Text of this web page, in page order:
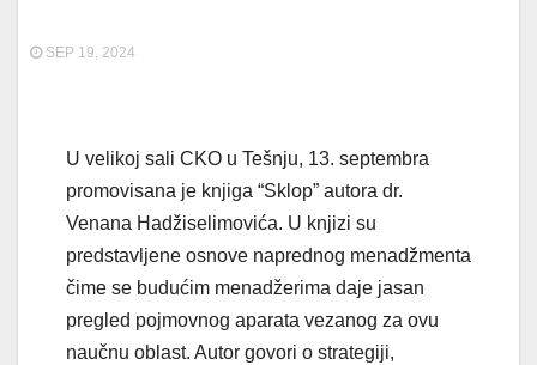
SEP 19, 2024
U velikoj sali CKO u Tešnju, 13. septembra
promovisana je knjiga “Sklop” autora dr.
Venana Hadžiselimovića. U knjizi su
predstavljene osnove naprednog menadžmenta
čime se budućim menadžerima daje jasan
pregled pojmovnog aparata vezanog za ovu
naučnu oblast. Autor govori o strategiji,